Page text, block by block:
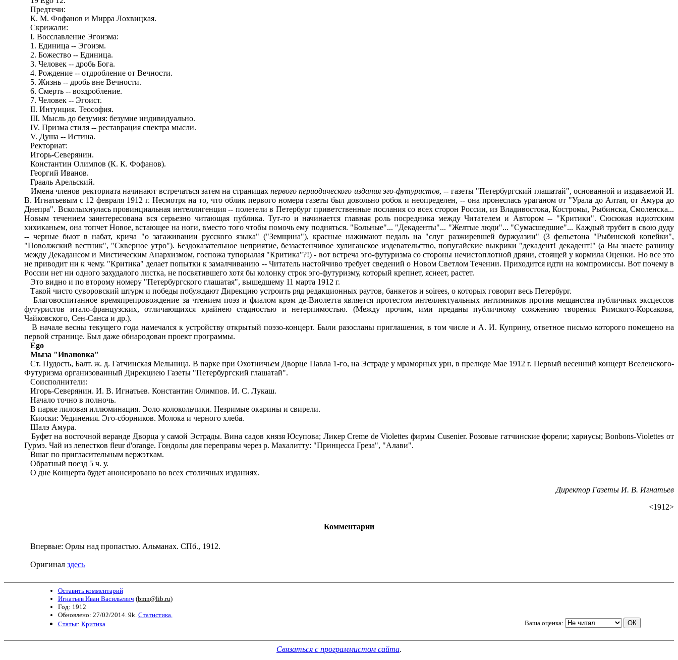
Предтечи:
К. М. Фофанов и Мирра Лохвицкая.
Скрижали:
I. Восславление Эгоизма:
1. Единица -- Эгоизм.
2. Божество -- Единица.
3. Человек -- дробь Бога.
4. Рождение -- отдробление от Вечности.
5. Жизнь -- дробь вне Вечности.
6. Смерть -- воздробление.
7. Человек -- Эгоист.
II. Интуиция. Теософия.
III. Мысль до безумия: безумие индивидуально.
IV. Призма стиля -- реставрация спектра мысли.
V. Душа -- Истина.
Ректориат:
Игорь-Северянин.
Константин Олимпов (К. К. Фофанов).
Георгий Иванов.
Грааль Арельский.
Имена членов ректориата начинают встречаться затем на страницах первого периодического издания эго-футуристов, -- газеты "Петербургский глашатай", основанной и издаваемой И.
В. Игнатьевым с 12 февраля 1912 г. Несмотря на то, что облик первого номера газеты был довольно робок и неопределен, -- она пронеслась ураганом от "Урала до Алтая, от Амура до
Днепра". Всколыхнулась провинциальная интеллигенция -- полетели в Петербург приветственные послания со всех сторон России, из Владивостока, Костромы, Рыбинска, Смоленска...
Новым течением заинтересована вся серьезно читающая публика. Тут-то и начинается главная роль посредника между Читателем и Автором -- "Критики". Сюсюкая идиотским
хихиканьем, она топчет Новое, встающее на ноги, вместо того чтобы помочь ему подняться. "Больные"... "Декаденты"... "Желтые люди"... "Сумасшедшие"... Каждый трубит в свою дуду
-- черные бьют в набат, крича "о загаживании русского языка" ("Земщина"), красные нажимают педаль на "слуг разжиревшей буржуазии" (3 фельетона "Рыбинской копейки",
"Поволжский вестник", "Скверное утро"). Бездоказательное неприятие, беззастенчивое хулиганское издевательство, попугайские выкрики "декадент! декадент!" (а Вы знаете разницу
между Декадансом и Мистическим Анархизмом, госпожа тупорылая "Критика"?!) - вот встреча эго-футуризма со стороны нечистоплотной дряни, стоящей у кормила Оценки. Но все это
не приводит ни к чему. "Критика" делает попытки к замалчиванию -- Читатель настойчиво требует сведений о Новом Светлом Течении. Приходится идти на компромиссы. Вот почему в
России нет ни одного захудалого листка, не посвятившего хотя бы колонку строк эго-футуризму, который крепнет, яснеет, растет.
Это видно и по второму номеру "Петербургского глашатая", вышедшему 11 марта 1912 г.
Такой чисто суворовский штурм и победы побуждают Дирекцию устроить ряд редакционных раутов, банкетов и soirees, о которых говорит весь Петербург.
Благовоспитанное времяпрепровождение за чтением поэз и фиалом крэм де-Виолетта является протестом интеллектуальных интимников против мещанства публичных эксцессов
футуристов итало-французских, отличающихся крайнею стадностью и нетерпимостью. (Между прочим, ими преданы публичному сожжению творения Римского-Корсакова,
Чайковского, Сен-Санса и др.).
В начале весны текущего года намечался к устройству открытый поэзо-концерт. Были разосланы приглашения, в том числе и А. И. Куприну, ответное письмо которого помещено на
первой странице. Был даже обнародован проект программы.
Ego
Мыза "Ивановка"
Ст. Пудость, Балт. ж. д. Гатчинская Мельница. В парке при Охотничьем Дворце Павла 1-го, на Эстраде у мраморных урн, в прелюде Мае 1912 г. Первый весенний концерт Вселенского-
Футуризма организованный Дирекциею Газеты "Петербургский глашатай".
Соисполнители:
Игорь-Северянин. И. В. Игнатьев. Константин Олимпов. И. С. Лукаш.
Начало точно в полночь.
В парке лиловая иллюминация. Эоло-колокольчики. Незримые окарины и свирели.
Киоски: Уединения. Эго-сборников. Молока и черного хлеба.
Шалэ Амура.
Буфет на восточной веранде Дворца у самой Эстрады. Вина садов князя Юсупова; Ликер Creme de Violettes фирмы Cusenier. Розовые гатчинские форели; хариусы; Bonbons-Violettes от
Гурмэ. Чай из лепестков fleur d'orange. Гондолы для переправы через р. Махалитту: "Принцесса Греза", "Алави".
Вшаг по пригласительным вержэткам.
Обратный поезд 5 ч. у.
О дне Концерта будет анонсировано во всех столичных изданиях.
Директор Газеты И. В. Игнатьев
<1912>
Комментарии
Впервые: Орлы над пропастью. Альманах. СПб., 1912.
Оригинал здесь
Оставить комментарий
Игнатьев Иван Васильевич (bmn@lib.ru)
Год: 1912
Обновлено: 27/02/2014. 9k. Статистика.
Статья: Критика Ваша оценка:
Связаться с программистом сайта.